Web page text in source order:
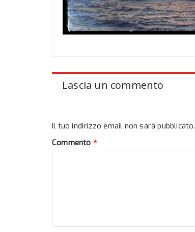
Lascia un commento
Il tuo indirizzo email non sarà pubblicato.
Commento *